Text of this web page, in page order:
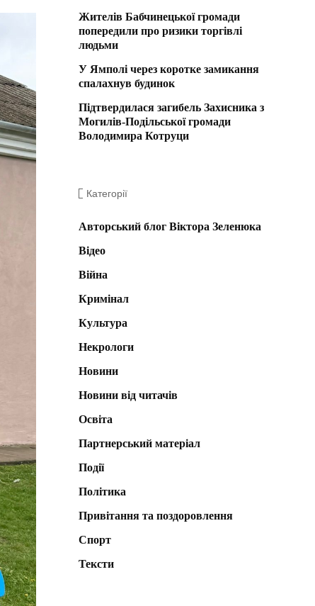
Жителів Бабчинецької громади
попередили про ризики торгівлі
людьми
У Ямполі через коротке замикання
спалахнув будинок
Підтвердилася загибель Захисника з
Могилів-Подільської громади
Володимира Котруци
Категорії
Авторський блог Віктора Зеленюка
Відео
Війна
Кримінал
Культура
Некрологи
Новини
Новини від читачів
Освіта
Партнерський матеріал
Події
Політика
Привітання та поздоровлення
Спорт
Тексти